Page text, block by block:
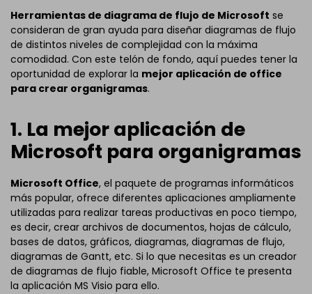
Herramientas de diagrama de flujo de Microsoft se
consideran de gran ayuda para diseñar diagramas de flujo
de distintos niveles de complejidad con la máxima
comodidad. Con este telón de fondo, aquí puedes tener la
oportunidad de explorar la mejor aplicación de office
para crear organigramas.
1. La mejor aplicación de
Microsoft para organigramas
Microsoft Office, el paquete de programas informáticos
más popular, ofrece diferentes aplicaciones ampliamente
utilizadas para realizar tareas productivas en poco tiempo,
es decir, crear archivos de documentos, hojas de cálculo,
bases de datos, gráficos, diagramas, diagramas de flujo,
diagramas de Gantt, etc. Si lo que necesitas es un creador
de diagramas de flujo fiable, Microsoft Office te presenta
la aplicación MS Visio para ello.